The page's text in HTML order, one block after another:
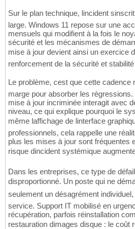
Sur le plan technique, lincident
large. Windows 11 repose sur une
mensuels qui modifient à la fois le
sécurité et les mécanismes de
mise à jour devient ainsi un exercice
renforcement de la sécurité et
Le problème, cest que cette cadence
marge pour absorber les
mise à jour incriminée interagit avec
niveau, ce qui explique pourquoi le
même laffichage de linterface
professionnels, cela rappelle une
plus les mises à jour sont fréquentes
risque dincident systémique
Dans les entreprises, ce type de
disproportionné. Un poste qui ne
seulement un désagrément individuel,
service. Support IT mobilisé en
récupération, parfois réinstallation
restauration dimages disque : le